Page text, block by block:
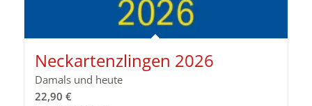
Neckartenzlingen 2026
Damals und heute
22,90 €